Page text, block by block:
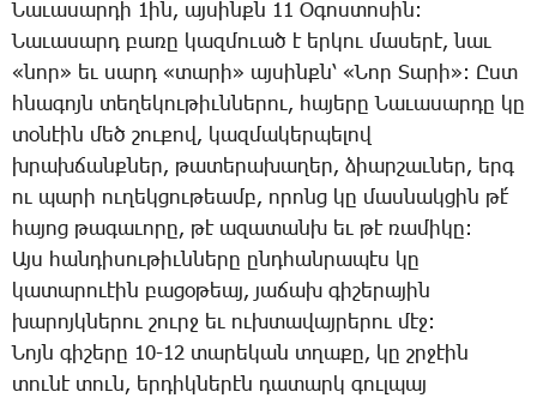
­Նա­ւա­սար­դի 1ին, այ­սինքն 11 Օ­գոս­տո­սին:
­Նա­ւա­սարդ բա­ռը կազ­մո­ւած է եր­կու մա­սե­րէ, նաւ
«նոր» եւ սարդ «տա­րի» այ­սինքն՝ «­Նոր ­Տա­րի»: Ըստ
հնա­գոյն տե­ղե­կու­թիւն­նե­րու, հա­յե­րը ­Նա­ւա­սար­դը կը
տօ­նէին մեծ շու­քով, կազ­մա­կեր­պե­լով
խրախ­ճանք­ներ, թա­տե­րա­խա­ղեր, ձիար­շաւ­ներ, երգ
ու պա­րի ու­ղեկ­ցու­թեամբ, ո­րոնց կը մաս­նակ­ցին թէ՛
հա­յոց թա­գա­ւո­րը, թէ ա­զա­տանխ եւ թէ ռա­մի­կը:
Այս հան­դի­սու­թիւն­նե­րը ընդ­հան­րա­պէս կը
կա­տա­րո­ւէին բա­ցօ­թեայ, յա­ճախ գի­շե­րա­յին
խա­րոյկ­նե­րու շուրջ եւ ուխ­տա­վայ­րե­րու մէջ:
­Նոյն գի­շե­րը 10-12 տա­րե­կան տղա­քը, կը շրջէին
տու­նէ տուն, եր­դիկ­նե­րէն դա­տարկ գուլ­պայ